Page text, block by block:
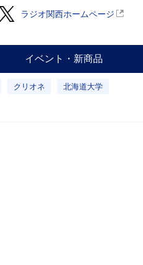
ラジオ関西ホームページ
イベント・新商品
クリオネ 北海道大学